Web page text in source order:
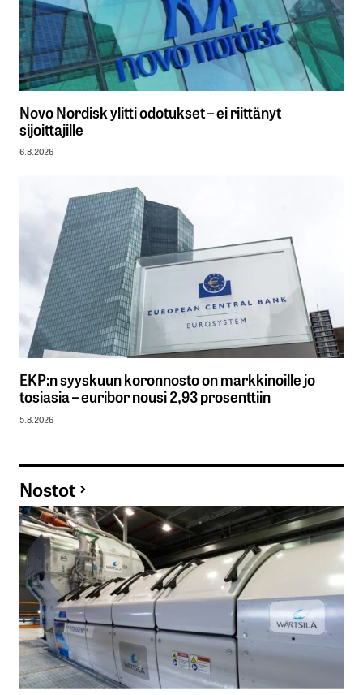
Novo Nordisk ylitti odotukset – ei riittänyt
sijoittajille
6.8.2026
EKP:n syyskuun koronnosto on markkinoille jo
tosiasia – euribor nousi 2,93 prosenttiin
5.8.2026
Nostot